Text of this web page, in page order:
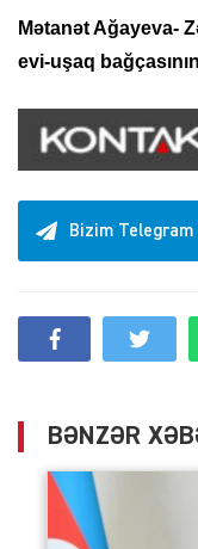
Mətanət Ağayeva-
evi-uşaq
Bizim Telegram
BƏNZƏR